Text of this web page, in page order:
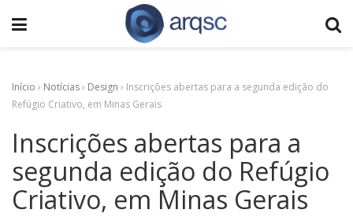
Início › Notícias› Design › Inscrições abertas para a segunda edição do
Refúgio Criativo, em Minas Gerais
Inscrições abertas para a
segunda edição do Refúgio
Criativo, em Minas Gerais